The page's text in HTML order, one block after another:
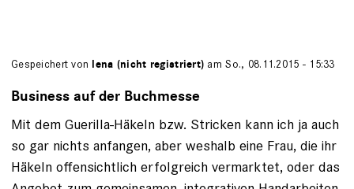
Gespeichert von lena (nicht registriert) am So., 08.11.2015 - 15:33
Business auf der Buchmesse
Mit dem Guerilla-Häkeln bzw. Stricken kann ich ja auch
so gar nichts anfangen, aber weshalb eine Frau, die ihr
Häkeln offensichtlich erfolgreich vermarktet, oder das